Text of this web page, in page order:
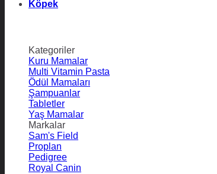
Köpek
Kategoriler
Kuru Mamalar
Multi Vitamin Pasta
Ödül Mamaları
Şampuanlar
Tabletler
Yaş Mamalar
Markalar
Sam's Field
Proplan
Pedigree
Royal Canin